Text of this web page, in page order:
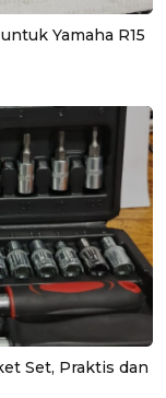
Yamaha R15
Set, Praktis dan